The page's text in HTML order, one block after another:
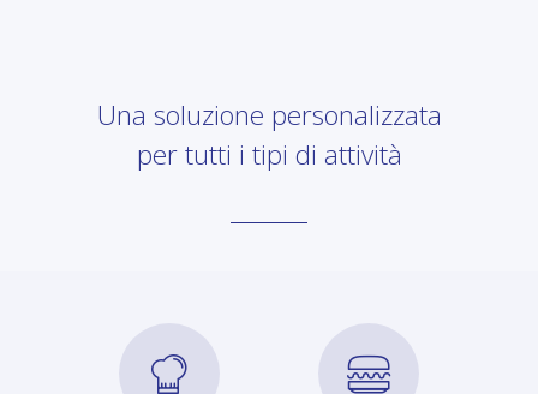
Una soluzione personalizzata
per tutti i tipi di attività